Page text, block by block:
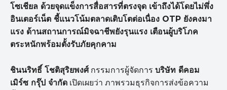
โซเชียล ด้วยจุดแข็งการสื่อสารที่ตรงจุด เข้าถึงได้โดยไม่พึ่ง
อินเตอร์เน็ต ชี้แนวโน้มตลาดเติบโตต่อเนื่อง OTP ยังคงมา
แรง ด้านสถานการณ์มิจฉาชีพยังรุนแรง เตือนผู้บริโภค
ตระหนักพร้อมตั้งรับภัยคุกคาม
ชินนริทธิ์ โชติสุริยพงศ์กรรมการผู้จัดการ บริษัท ดีคอม
เมิร์ซ กรุ๊ป จำกัด เปิดเผยว่า ภาพรวมธุรกิจการส่งข้อความ